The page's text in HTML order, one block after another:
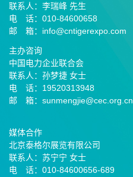
联系人：李瑞峰 先生
电 话：010-84600658
邮 箱：info@cntigerexpo.com
主办咨询
中国电力企业联合会
联系人：孙梦捷 女士
电 话：19520313948
邮 箱：sunmengjie@cec.org.cn
媒体合作
北京泰格尔展览有限公司
联系人：苏宁宁 女士
电 话：010-84600656-689